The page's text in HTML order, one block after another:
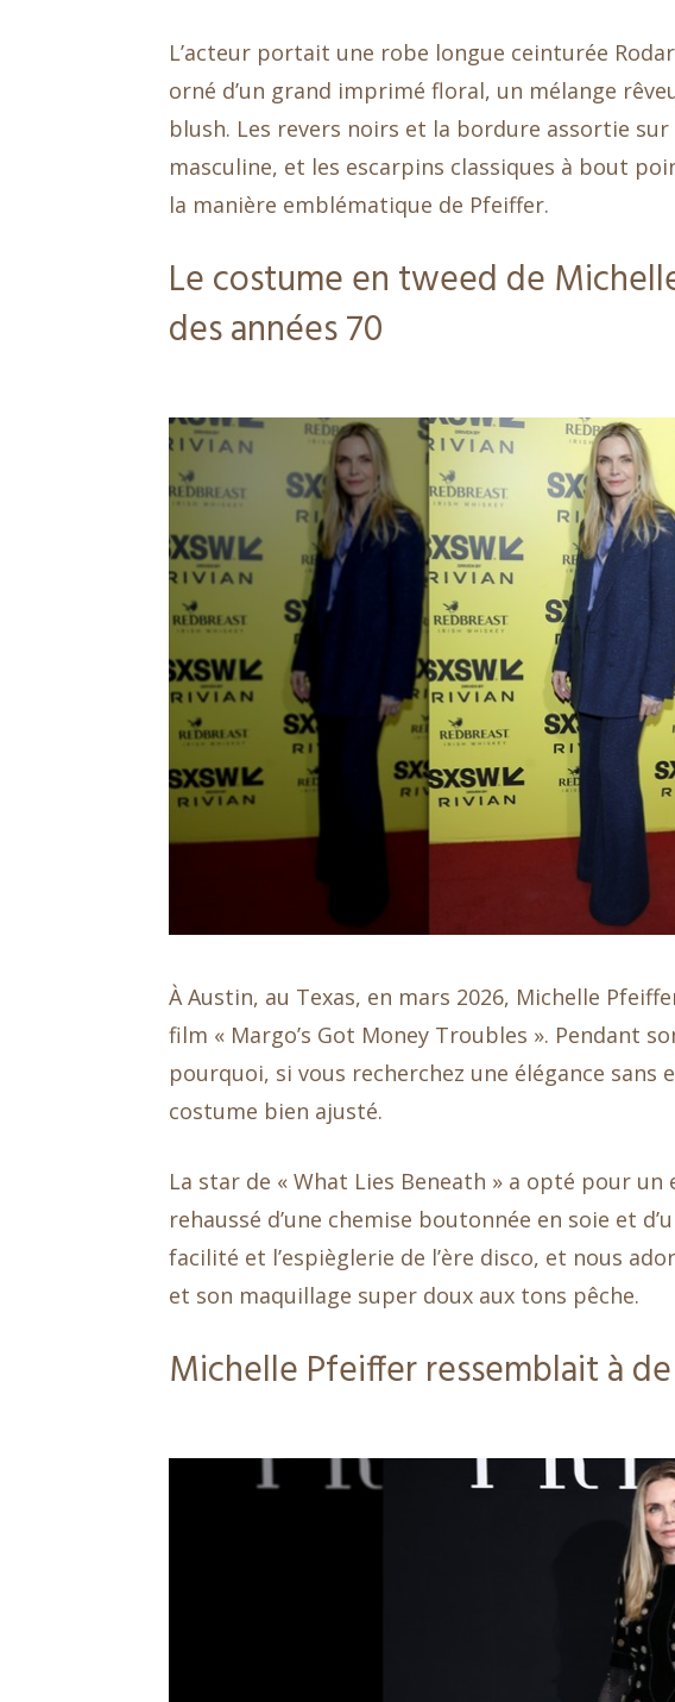
L’acteur portait une robe longue ceinturée
orné d’un grand imprimé floral, un mélange
blush. Les revers noirs et la bordure assortie
masculine, et les escarpins classiques à bout
la manière emblématique de Pfeiffer.
Le costume en tweed de
des années 70
À Austin, au Texas, en mars 2026, Michelle
film « Margo’s Got Money Troubles ». Pendant
pourquoi, si vous recherchez une élégance
costume bien ajusté.
La star de « What Lies Beneath » a opté pour
rehaussé d’une chemise boutonnée en soie et
facilité et l’espièglerie de l’ère disco, et nous
et son maquillage super doux aux tons pêche.
Michelle Pfeiffer ressemblait à